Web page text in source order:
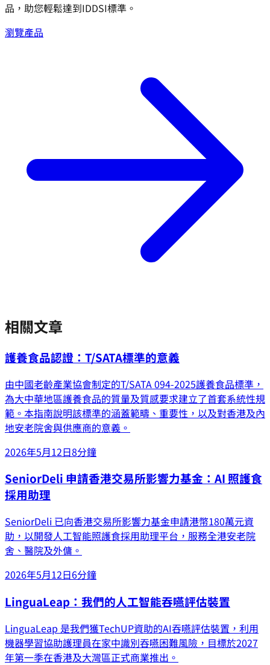
品，助您輕鬆達到IDDSI標準。
瀏覽產品
相關文章
護養食品認證：T/SATA標準的意義
由中國老齡產業協會制定的T/SATA 094-2025護養食品標準，
為大中華地區護養食品的質量及質感要求建立了首套系統性規
範。本指南說明該標準的涵蓋範疇、重要性，以及對香港及內
地安老院舍與供應商的意義。
2026年5月12日8分鐘
SeniorDeli 申請香港交易所影響力基金：AI 照護食
採用助理
SeniorDeli 已向香港交易所影響力基金申請港幣180萬元資
助，以開發人工智能照護食採用助理平台，服務全港安老院
舍、醫院及外傭。
2026年5月12日6分鐘
LinguaLeap：我們的人工智能吞嚥評估裝置
LinguaLeap 是我們獲TechUP資助的AI吞嚥評估裝置，利用
機器學習協助護理員在家中識別吞嚥困難風險，目標於2027
年第一季在香港及大灣區正式商業推出。